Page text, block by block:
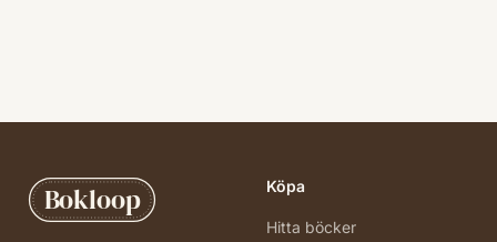
Bokloop Köpa
Hitta böcker